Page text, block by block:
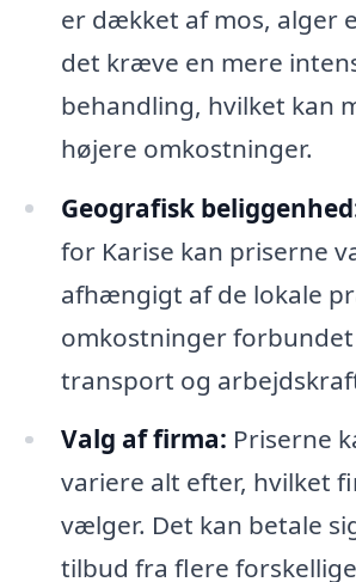
er dækket af mos, alger
det kræve en mere
behandling, hvilket kan
højere omkostninger.
Geografisk
for Karise kan priserne
afhængigt af de lokale
omkostninger
transport og
Valg af firma: Priserne
variere alt efter, hvilket
vælger. Det kan betale
tilbud fra flere